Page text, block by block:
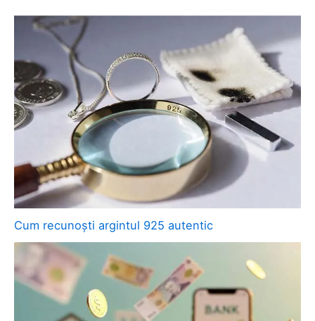
Cum recunoști argintul 925 autentic